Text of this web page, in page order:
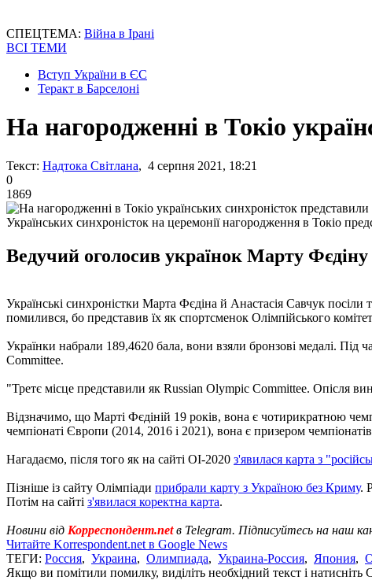
СПЕЦТЕМА: Війна в Ірані
ВСІ ТЕМИ
Вступ України в ЄС
Теракт в Барселоні
На нагородженні в Токіо
Текст: Надтока Світлана, 4 серпня 2021, 18:21
0
1869
Українських синхроністок на церемонії нагородження в Токіо
Ведучий оголосив українок Марту
Українські синхроністки Марта Фєдіна й Анастасія Савчук посіли
помилився, бо представив їх як спортсменок Олімпійського
Українки набрали 189,4620 бала, вони взяли бронзові медалі. Під
Committee.
"Третє місце представили як Russian Olympic Committee. Опісля
Відзначимо, що Марті Фєдіній 19 років, вона є чотирикратною
чемпіонаті Європи (2014, 2016 і 2021), вона є призером
Нагадаємо, після того як на сайті ОІ-2020 з'явилася карта з
Пізніше із сайту Олімпіади прибрали карту з Україною без Криму.
Потім на сайті з'явилася коректна карта.
Новини від Корреспондент.netв Telegram. Підписуйтесь на наш
Читайте Korrespondent.net в Google News
ТЕГИ: Россия, Украина, Олимпиада, Украина-Россия, Япония,
Якщо ви помітили помилку, виділіть необхідний текст і